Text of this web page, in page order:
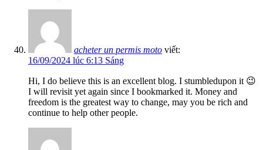
acheter un permis moto viết:
16/09/2024 lúc 6:13 Sáng
Hi, I do believe this is an excellent blog. I stumbledupon it 😉
I will revisit yet again since I bookmarked it. Money and
freedom is the greatest way to change, may you be rich and
continue to help other people.